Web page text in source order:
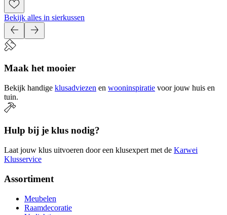
Bekijk alles in sierkussen
Maak het mooier
Bekijk handige klusadviezen en wooninspiratie voor jouw huis en
tuin.
Hulp bij je klus nodig?
Laat jouw klus uitvoeren door een klusexpert met de Karwei
Klusservice
Assortiment
Meubelen
Raamdecoratie